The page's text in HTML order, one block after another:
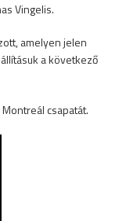
Vingelis.
amelyen jelen
a következő
csapatát.